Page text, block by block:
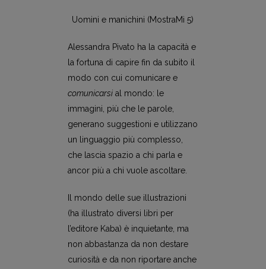
Uomini e manichini (MostraMi 5)
Alessandra Pivato ha la capacità e
la fortuna di capire fin da subito il
modo con cui comunicare e
comunicarsial mondo: le
immagini, più che le parole,
generano suggestioni e utilizzano
un linguaggio più complesso,
che lascia spazio a chi parla e
ancor più a chi vuole ascoltare.
Il mondo delle sue illustrazioni
(ha illustrato diversi libri per
l’editore Kaba) è inquietante, ma
non abbastanza da non destare
curiosità e da non riportare anche